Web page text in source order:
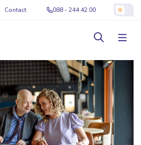
Contact 088 - 244 42 00